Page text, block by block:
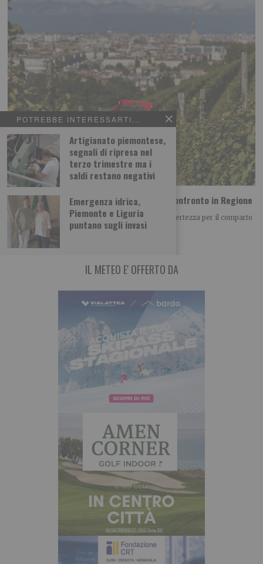
POTREBBE INTERESSARTI...
Artigianato piemontese,
segnali di ripresa nel
terzo trimestre ma i
saldi restano negativi
Emergenza idrica,
Piemonte e Liguria
puntano sugli invasi
Vino piemontese e clima: le richieste dal confronto in Regione
Il clima è diventato uno dei principali fattori di incertezza per il comparto
vitivinicolo piemontese, non
IL METEO E' OFFERTO DA